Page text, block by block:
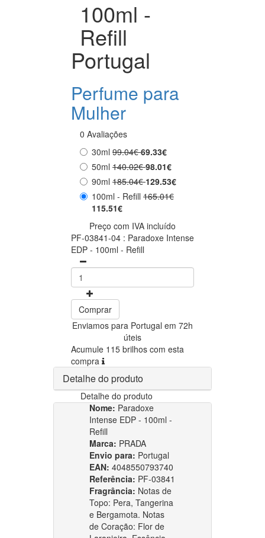
100ml -
Refill
Portugal
Perfume para
Mulher
0 Avaliações
30ml 99.04€69.33€
50ml 140.02€98.01€
90ml 185.04€129.53€
100ml - Refill 165.01€
115.51€
Preço com IVA incluído
PF-03841-04 : Paradoxe Intense
EDP - 100ml - Refill
Comprar
Enviamos para Portugal em 72h
úteis
Acumule 115 brilhos com esta
compra
Detalhe do produto
Detalhe do produto
Nome: Paradoxe
Intense EDP - 100ml -
Refill
Marca: PRADA
Envio para: Portugal
EAN: 4048550793740
Referência: PF-03841
Fragrância: Notas de
Topo: Pera, Tangerina
e Bergamota. Notas
de Coração: Flor de